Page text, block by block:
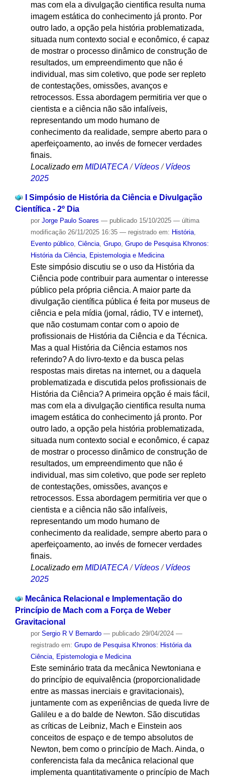
mas com ela a divulgação cientifica resulta numa
imagem estática do conhecimento já pronto. Por
outro lado, a opção pela história problematizada,
situada num contexto social e econômico, é capaz
de mostrar o processo dinâmico de construção de
resultados, um empreendimento que não é
individual, mas sim coletivo, que pode ser repleto
de contestações, omissões, avanços e
retrocessos. Essa abordagem permitiria ver que o
cientista e a ciência não são infalíveis,
representando um modo humano de
conhecimento da realidade, sempre aberto para o
aperfeiçoamento, ao invés de fornecer verdades
finais.
Localizado em MIDIATECA /Vídeos /Vídeos
2025
I Simpósio de História da Ciência e Divulgação
Científica - 2º Dia
por Jorge Paulo Soares — publicado15/10/2025 — última
modificação26/11/2025 16:35 — registrado em: História,
Evento público, Ciência, Grupo, Grupo de Pesquisa Khronos:
História da Ciência, Epistemologia e Medicina
Este simpósio discutiu se o uso da História da
Ciência pode contribuir para aumentar o interesse
público pela própria ciência. A maior parte da
divulgação científica pública é feita por museus de
ciência e pela mídia (jornal, rádio, TV e internet),
que não costumam contar com o apoio de
profissionais de História da Ciência e da Técnica.
Mas a qual História da Ciência estamos nos
referindo? A do livro-texto e da busca pelas
respostas mais diretas na internet, ou a daquela
problematizada e discutida pelos profissionais de
História da Ciência? A primeira opção é mais fácil,
mas com ela a divulgação cientifica resulta numa
imagem estática do conhecimento já pronto. Por
outro lado, a opção pela história problematizada,
situada num contexto social e econômico, é capaz
de mostrar o processo dinâmico de construção de
resultados, um empreendimento que não é
individual, mas sim coletivo, que pode ser repleto
de contestações, omissões, avanços e
retrocessos. Essa abordagem permitiria ver que o
cientista e a ciência não são infalíveis,
representando um modo humano de
conhecimento da realidade, sempre aberto para o
aperfeiçoamento, ao invés de fornecer verdades
finais.
Localizado em MIDIATECA / Vídeos / Vídeos
2025
Mecânica Relacional e Implementação do
Princípio de Mach com a Força de Weber
Gravitacional
por Sergio R V Bernardo — publicado29/04/2024 —
registrado em: Grupo de Pesquisa Khronos: História da
Ciência, Epistemologia e Medicina
Este seminário trata da mecânica Newtoniana e
do princípio de equivalência (proporcionalidade
entre as massas inerciais e gravitacionais),
juntamente com as experiências de queda livre de
Galileu e a do balde de Newton. São discutidas
as críticas de Leibniz, Mach e Einstein aos
conceitos de espaço e de tempo absolutos de
Newton, bem como o princípio de Mach. Ainda, o
conferencista fala da mecânica relacional que
implementa quantitativamente o princípio de Mach